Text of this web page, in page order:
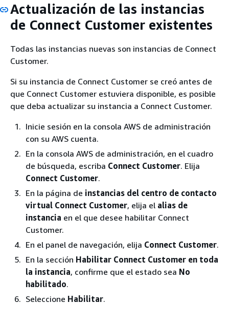
Actualización de las instancias
de Connect Customer existentes
Todas las instancias nuevas son instancias de Connect
Customer.
Si su instancia de Connect Customer se creó antes de
que Connect Customer estuviera disponible, es posible
que deba actualizar su instancia a Connect Customer.
Inicie sesión en la consola AWS de administración
con su AWS cuenta.
En la consola AWS de administración, en el cuadro
de búsqueda, escriba Connect Customer. Elija
Connect Customer.
En la página de instancias del centro de contacto
virtual Connect Customer, elija el alias de
instancia en el que desee habilitar Connect
Customer.
En el panel de navegación, elija Connect Customer.
En la sección Habilitar Connect Customer en toda
la instancia, confirme que el estado sea No
habilitado.
Seleccione Habilitar.